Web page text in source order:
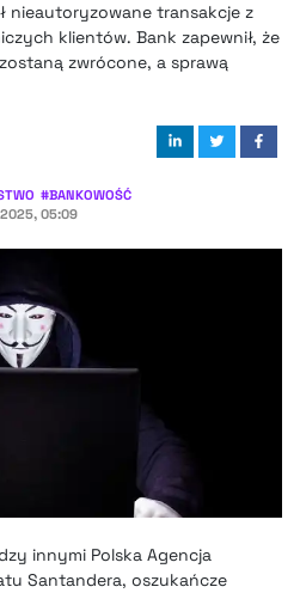
nieautoryzowane transakcje z
klientów. Bank zapewnił, że
zwrócone, a sprawą
#BANKOWOŚĆ
2025, 05:09
innymi Polska Agencja
Santandera, oszukańcze